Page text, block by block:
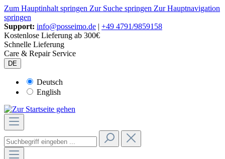
Zum Hauptinhalt springen Zur Suche springen Zur Hauptnavigation
springen
Support: info@posseimo.de | +49 4791/9859158
Kostenlose Lieferung ab 300€
Schnelle Lieferung
Care & Repair Service
DE
Deutsch
English